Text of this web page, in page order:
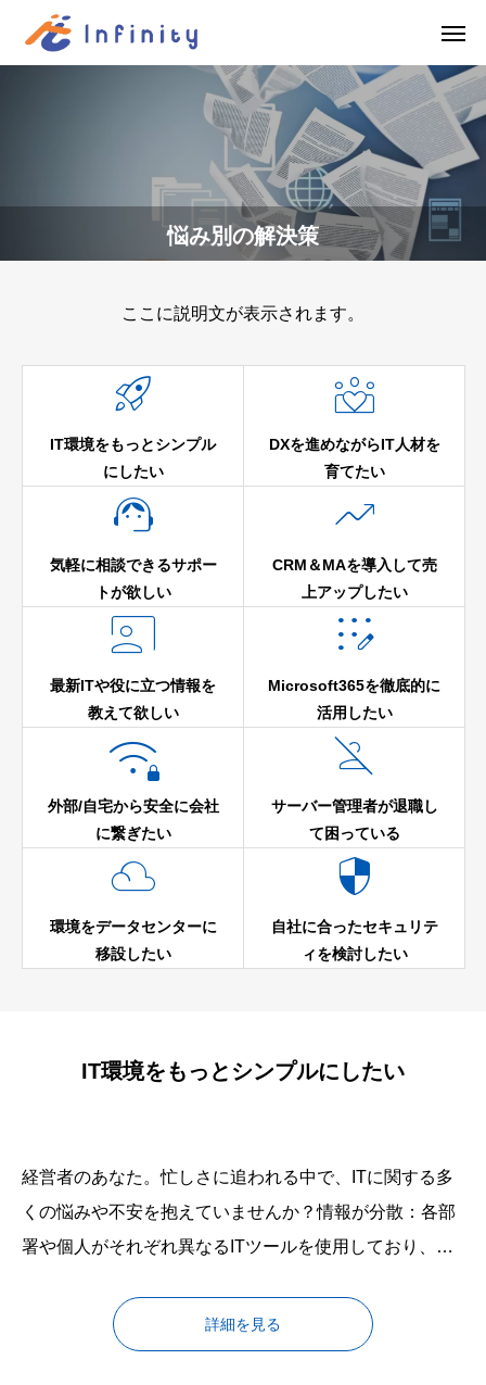
悩み別の解決策
ここに説明文が表示されます。

IT環境をもっとシンプル
にしたい

DXを進めながらIT人材を
育てたい

気軽に相談できるサポー
トが欲しい

CRM＆MAを導入して売
上アップしたい

最新ITや役に立つ情報を
教えて欲しい

Microsoft365を徹底的に
活用したい

外部/自宅から安全に会社
に繋ぎたい

サーバー管理者が退職し
て困っている

環境をデータセンターに
移設したい

自社に合ったセキュリテ
ィを検討したい
IT環境をもっとシンプルにしたい
経営者のあなた。忙しさに追われる中で、ITに関する多
くの悩みや不安を抱えていませんか？情報が分散：各部
署や個人がそれぞれ異なるITツールを使用しており、全
か、何が無駄になっているのかが分からない。コストの
不明瞭さ：IT関連の費用がどのように使われているの
詳細を見る